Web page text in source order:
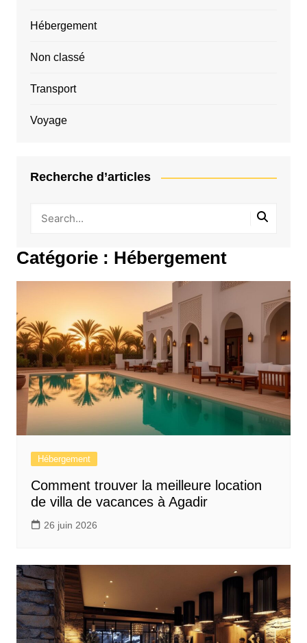
Catégorie : Hébergement
Hébergement
Comment trouver la meilleure location
de villa de vacances à Agadir
26 juin 2026
Hébergement
Non classé
Transport
Voyage
Recherche d’articles